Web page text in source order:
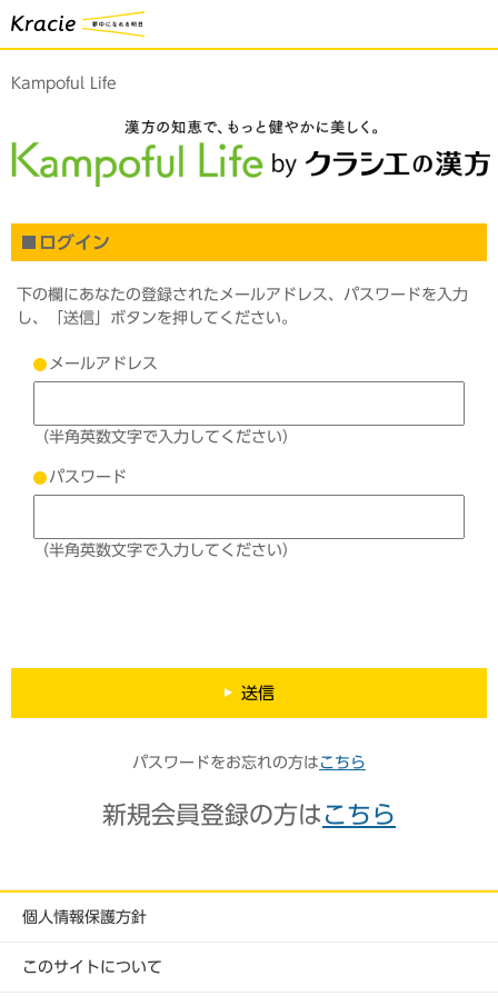
Kampoful Life
ログイン
下の欄にあなたの登録されたメールアドレス、パスワードを入力
し、「送信」ボタンを押してください。
メールアドレス
（半角英数文字で入力してください）
パスワード
（半角英数文字で入力してください）
送信
パスワードをお忘れの方は こちら
新規会員登録の方は こちら
個人情報保護方針
このサイトについて